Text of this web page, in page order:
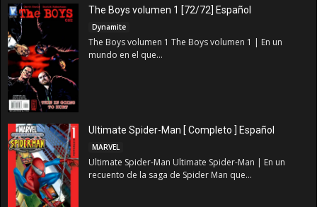
The Boys volumen 1 [72/72] Español
Dynamite
The Boys volumen 1 The Boys volumen 1 | En un
mundo en el que...
Ultimate Spider-Man [ Completo ] Español
MARVEL
Ultimate Spider-Man Ultimate Spider-Man | En un
recuento de la saga de Spider Man que...